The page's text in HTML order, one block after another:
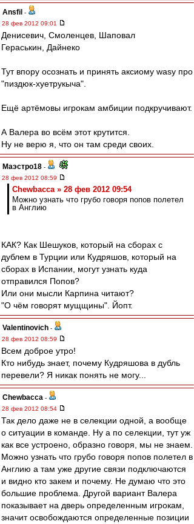
Ansfil -
28 фев 2012 09:01
Денисевич, Смоленцев, Шаповал
Гераськин, Дайнеко
Тут впору осознать и принять аксиому wasy про
"пиздюк-хуетрукыча".
Ещё артёмовы игрокам амбиции подкручивают.
А Валера во всём этот крутится.
Ну не верю я, что он там среди своих.
Маэстро18 -
28 фев 2012 08:59
Chewbacca » 28 фев 2012 09:54
Можно узнать что грубо говоря попов полетел
в Англию
КАК? Как Шешуков, который на сборах с
дублем в Турции или Кудряшов, который на
сборах в Испании, могут узнать куда
отправился Попов?
Или они мысли Карпина читают?
"О чём говорят мущщины". Йопт.
Valentinovich -
28 фев 2012 08:59
Всем доброе утро!
Кто нибудь знает, почему Кудряшова в дубль
перевели? Я никак понять не могу...
Chewbacca -
28 фев 2012 08:54
Так дело даже не в селекции одной, а вообще
о ситуации в команде. Ну а по селекции, тут уж
как все устроено, образно говоря, мы не знаем.
Можно узнать что грубо говоря попов полетел в
Англию а там уже другие связи подключаются
и видно кто закем и почему. Не думаю что это
большие проблема. Другой вариант Валера
показывает на дверь определенным игрокам,
значит освобождаются определенные позиции